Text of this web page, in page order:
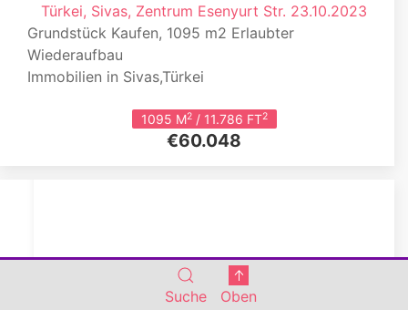
Türkei, Sivas, Zentrum Esenyurt Str. 23.10.2023
Grundstück Kaufen, 1095 m2 Erlaubter
Wiederaufbau
Immobilien in Sivas,Türkei
1095 M2/ 11.786 FT2
€60.048
Suche Oben